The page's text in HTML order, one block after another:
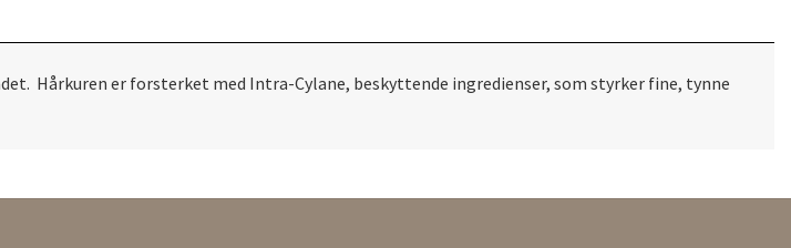
Hårkuren er forsterket med Intra-Cylane, beskyttende ingredienser, som styrker fine, tynne